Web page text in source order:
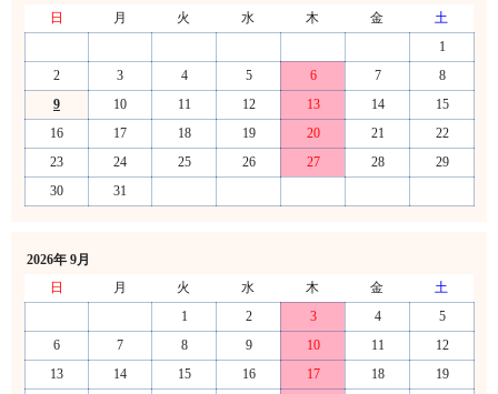
日
月 火 水 木 金
土
1
2
3 4 5 6 7
8
9
10 11 12 13 14
15
16
17 18 19 20 21
22
23
24 25 26 27 28
29
30
31
2026年 9月
日
月 火 水 木 金
土
1
2 3 4
5
6
7 8 9 10 11
12
13
14 15 16 17 18
19